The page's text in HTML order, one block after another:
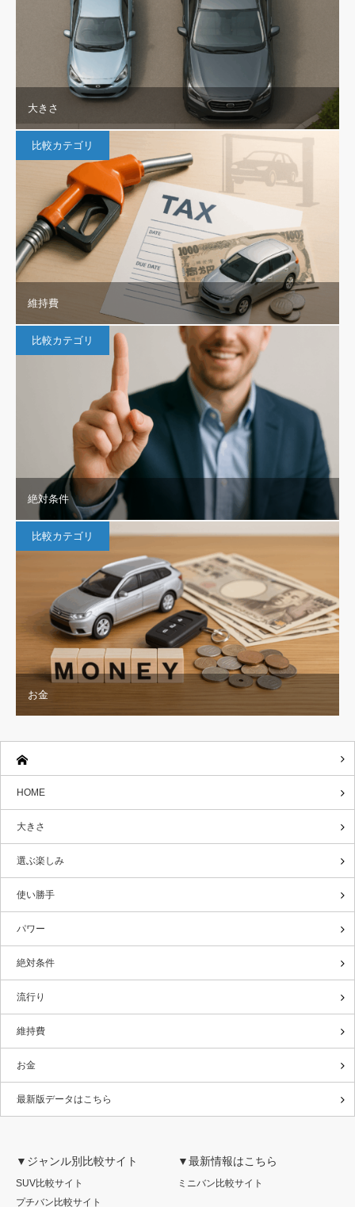
大きさ
比較カテゴリ
維持費
比較カテゴリ
絶対条件
比較カテゴリ
お金
HOME
大きさ
選ぶ楽しみ
使い勝手
パワー
絶対条件
流行り
維持費
お金
最新版データはこちら
▼ジャンル別比較サイト
SUV比較サイト
プチバン比較サイト
▼最新情報はこちら
ミニバン比較サイト